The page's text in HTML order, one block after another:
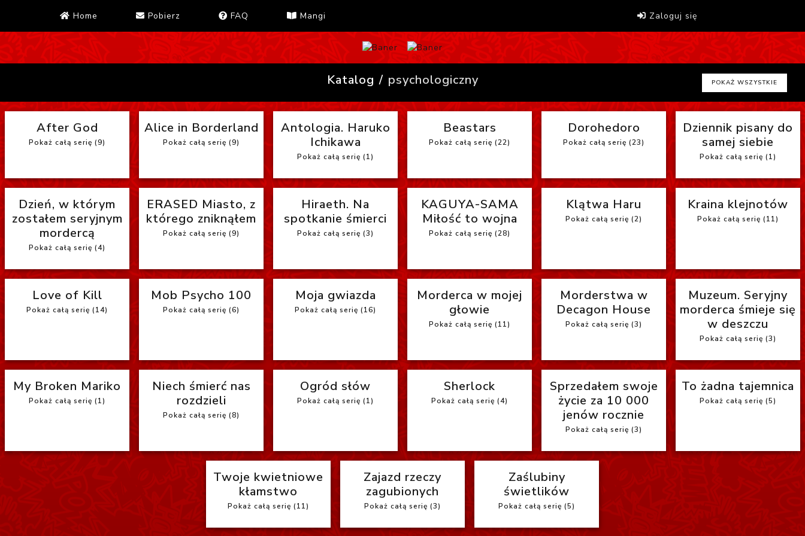
Home Pobierz FAQ Mangi Zaloguj się
Katalog psychologiczny POKAŻ WSZYSTKIE
After God
Pokaż całą serię (9)
Alice in Borderland
Pokaż całą serię (9)
Antologia. Haruko
Ichikawa
Pokaż całą serię (1)
Beastars
Pokaż całą serię (22)
Dorohedoro
Pokaż całą serię (23)
Dziennik pisany do
samej siebie
Pokaż całą serię (1)
Dzień, w którym
zostałem seryjnym
mordercą
Pokaż całą serię (4)
ERASED Miasto, z
którego zniknąłem
Pokaż całą serię (9)
Hiraeth. Na
spotkanie śmierci
Pokaż całą serię (3)
KAGUYA-SAMA
Miłość to wojna
Pokaż całą serię (28)
Klątwa Haru
Pokaż całą serię (2)
Kraina klejnotów
Pokaż całą serię (11)
Love of Kill
Pokaż całą serię (14)
Mob Psycho 100
Pokaż całą serię (6)
Moja gwiazda
Pokaż całą serię (16)
Morderca w mojej
głowie
Pokaż całą serię (11)
Morderstwa w
Decagon House
Pokaż całą serię (3)
Muzeum. Seryjny
morderca śmieje się
w deszczu
Pokaż całą serię (3)
My Broken Mariko
Pokaż całą serię (1)
Niech śmierć nas
rozdzieli
Pokaż całą serię (8)
Ogród słów
Pokaż całą serię (1)
Sherlock
Pokaż całą serię (4)
Sprzedałem swoje
życie za 10 000
jenów rocznie
Pokaż całą serię (3)
To żadna tajemnica
Pokaż całą serię (5)
Twoje kwietniowe
kłamstwo
Pokaż całą serię (11)
Zajazd rzeczy
zagubionych
Pokaż całą serię (3)
Zaślubiny
świetlików
Pokaż całą serię (5)